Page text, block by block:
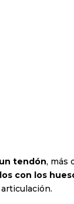
tendón, más
con los